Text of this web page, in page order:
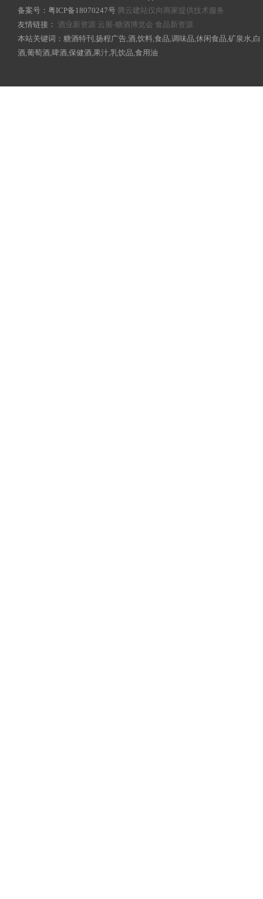
备案号： 粤ICP备18070247号 腾云建站仅向商家提供技术服务
友情链接： 酒业新资源 云展-糖酒博览会 食品新资源
本站关键词：糖酒特刊,扬程广告,酒,饮料,食品,调味品,休闲食品,矿泉水,白
酒,葡萄酒,啤酒,保健酒,果汁,乳饮品,食用油